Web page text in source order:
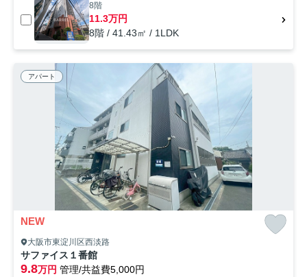
8階
11.3万円
8階 / 41.43㎡ / 1LDK
アパート
NEW
大阪市東淀川区西淡路
サファイス１番館
9.8万円 管理/共益費5,000円